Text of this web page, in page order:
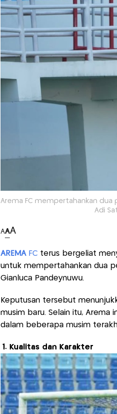
Arema FC mempertahankan dua
Adi
AAA
AREMAFC terus bergeliat
untuk mempertahankan dua
Gianluca Pandeynuwu.
Keputusan tersebut
musim baru. Selain itu, Arema
dalam beberapa musim
1. Kualitas dan Karakter